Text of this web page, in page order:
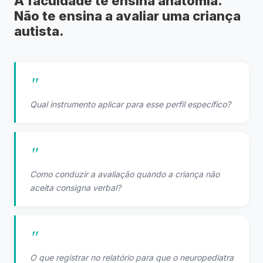
Não te ensina a avaliar uma criança
autista.
Qual instrumento aplicar para esse perfil específico?
Como conduzir a avaliação quando a criança não
aceita consigna verbal?
O que registrar no relatório para que o neuropediatra